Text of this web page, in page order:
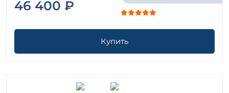
46 400 ₽
Купить